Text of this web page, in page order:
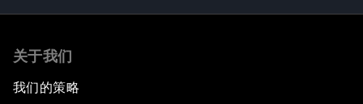
关于我们
我们的策略